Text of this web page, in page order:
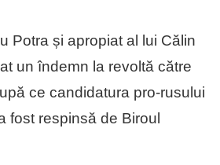
Potra și apropiat al lui Călin
un îndemn la revoltă către
ce candidatura pro-rusului
fost respinsă de Biroul